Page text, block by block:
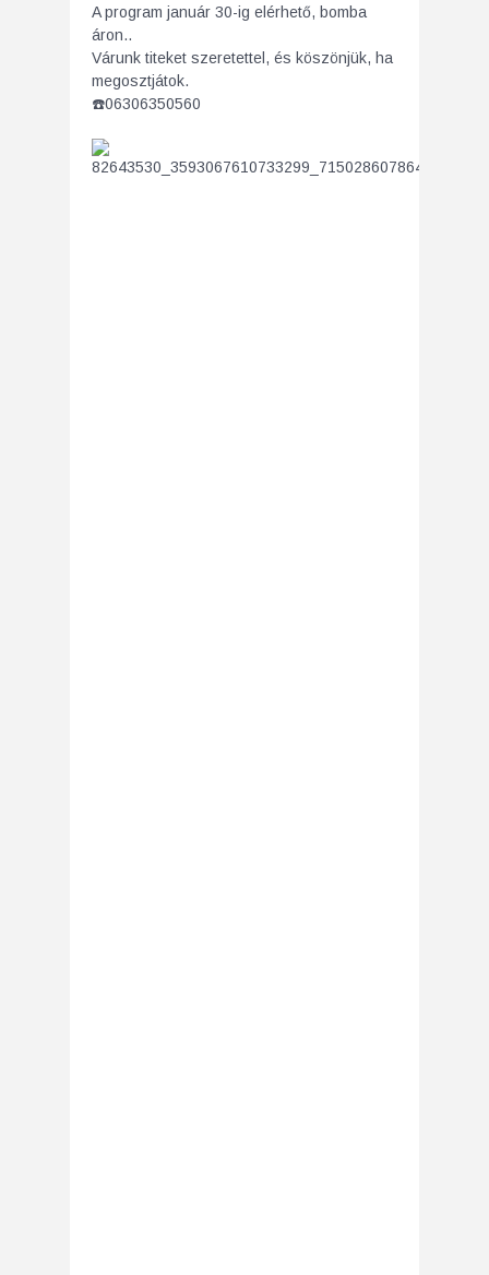
A program január 30-ig elérhető, bomba
áron..
Várunk titeket szeretettel, és köszönjük, ha
megosztjátok.
☎️06306350560